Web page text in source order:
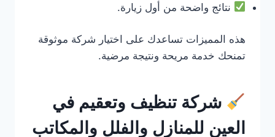
نتائج واضحة من أول زيارة.
هذه المميزات تساعدك على اختيار شركة موثوقة
تمنحك خدمة مريحة ونتيجة مرضية.
شركة تنظيف وتعقيم في
العين للمنازل والفلل والمكاتب